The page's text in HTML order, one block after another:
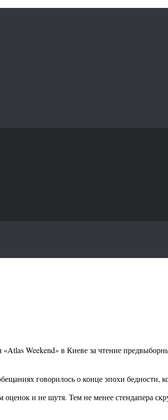
Weekend» в Киеве за чтение
говорилось о конце эпохи бедности,
и не шутя. Тем не менее стендапера